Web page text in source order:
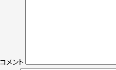
コメント